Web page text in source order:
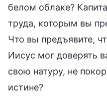
белом облаке?
труда, которым вы
Что вы предъявите,
Иисус мог доверять
свою натуру, не
истине?